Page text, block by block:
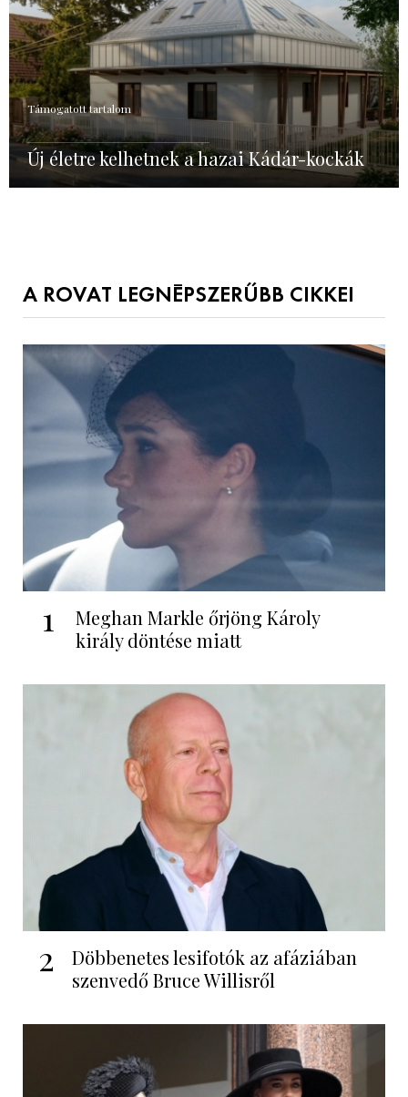
Támogatott tartalom
Új életre kelhetnek a hazai Kádár-kockák
A ROVAT LEGNÉPSZERŰBB CIKKEI
1
Meghan Markle őrjöng Károly
király döntése miatt
2
Döbbenetes lesifotók az afáziában
szenvedő Bruce Willisről